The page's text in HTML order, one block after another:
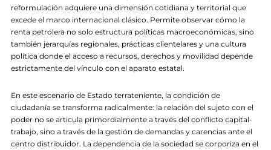
reformulación adquiere una dimensión cotidiana y territorial que
excede el marco internacional clásico. Permite observar cómo la
renta petrolera no solo estructura políticas macroeconómicas, sino
también jerarquías regionales, prácticas clientelares y una cultura
política donde el acceso a recursos, derechos y movilidad depende
estrictamente del vínculo con el aparato estatal.
En este escenario de Estado terrateniente, la condición de
ciudadanía se transforma radicalmente: la relación del sujeto con el
poder no se articula primordialmente a través del conflicto capital-
trabajo, sino a través de la gestión de demandas y carencias ante el
centro distribuidor. La dependencia de la sociedad se corporiza en el